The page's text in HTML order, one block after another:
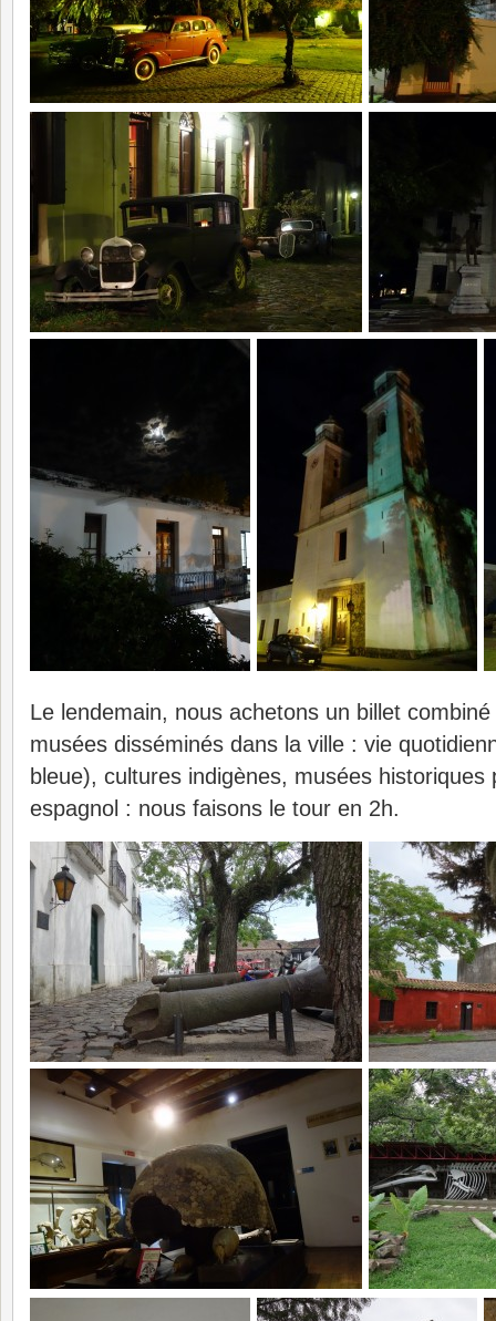
Le lendemain, nous achetons un billet
musées disséminés dans la ville : vie
bleue), cultures indigènes, musées historiques
espagnol : nous faisons le tour en 2h.